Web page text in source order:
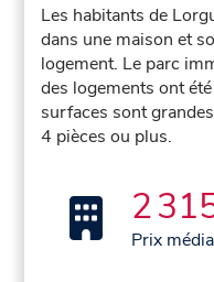
Les habitants de
dans une maison et
logement. Le parc
des logements ont
surfaces sont
4 pièces ou plus.
2
Prix